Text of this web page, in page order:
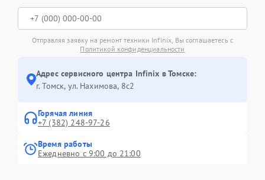
Отправляя заявку на ремонт техники Infinix, Вы соглашаетесь с
Политикой конфиденциальности
Адрес сервисного центра Infinix в Томске:
г. Томск, ул. Нахимова, 8с2
Горячая линия
+7 (382) 248-97-26
Время работы
Ежедневно с 9:00 до 21:00